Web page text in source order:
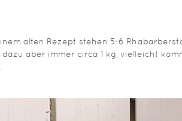
alten Rezept stehen 5-6
dazu aber immer circa 1 kg, vielleicht